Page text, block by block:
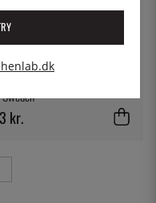
OF SWEDEN
kr.